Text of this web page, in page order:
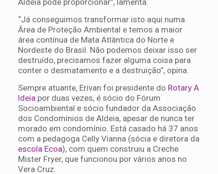
Aldeia pode proporcionar”, lamenta.
“Já conseguimos transformar isto aqui numa
Área de Proteção Ambiental e temos a maior
área contínua de Mata Atlântica do Norte e
Nordeste do Brasil. Não podemos deixar isso ser
destruído, precisamos fazer alguma coisa para
conter o desmatamento e a destruição”, opina.
Sempre atuante, Erivan foi presidente do Rotary A
ldeiapor duas vezes, é sócio do Fórum
Socioambiental e sócio fundador da Associação
dos Condomínios de Aldeia, apesar de nunca ter
morado em condomínio. Está casado há 37 anos
com a pedagoga Celly Vianna (sócia e diretora da
escola Ecoa), com quem construiu a Creche
Mister Fryer, que funcionou por vários anos no
Vera Cruz.